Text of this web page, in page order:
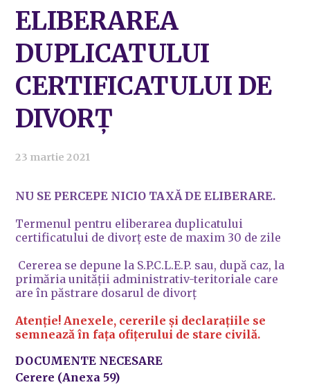
ELIBERAREA
DUPLICATULUI
CERTIFICATULUI DE
DIVORȚ
23 martie 2021
NU SE PERCEPE NICIO TAXĂ DE ELIBERARE.
Termenul pentru eliberarea duplicatului
certificatului de divorț este de maxim 30 de zile
Cererea se depune la S.P.C.L.E.P. sau, după caz, la
primăria unității administrativ-teritoriale care
are în păstrare dosarul de divorț
Atenție! Anexele, cererile și declarațiile se
semnează în fața ofițerului de stare civilă.
DOCUMENTE NECESARE
Cerere (Anexa 59)